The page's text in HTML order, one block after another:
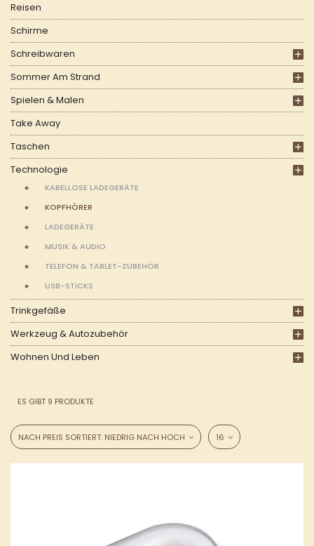
Reisen
Schirme
Schreibwaren
Sommer Am Strand
Spielen & Malen
Take Away
Taschen
Technologie
KABELLOSE LADEGERÄTE
KOPFHÖRER
LADEGERÄTE
MUSIK & AUDIO
TELEFON & TABLET-ZUBEHÖR
USB-STICKS
Trinkgefäße
Werkzeug & Autozubehör
Wohnen Und Leben
ES GIBT 9 PRODUKTE
NACH PREIS SORTIERT: NIEDRIG NACH HOCH 16